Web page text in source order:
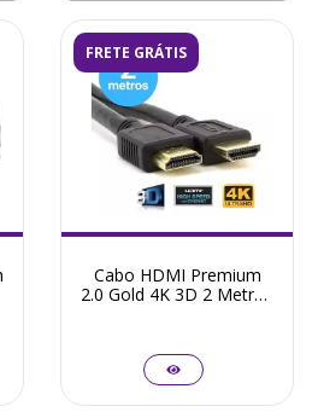
FRETE GRÁTIS
Cabo HDMI Premium
2.0 Gold 4K 3D 2 Metros